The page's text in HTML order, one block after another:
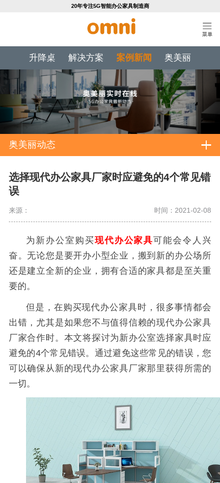
20年专注5G智能办公家具制造商
升降桌 解决方案 案例新闻 奥美丽
奥美丽动态
选择现代办公家具厂家时应避免的4个常见错
误
来源： 时间：2021-02-08
为新办公室购买现代办公家具可能会令人兴
奋。无论您是要开办小型企业，搬到新的办公场所
还是建立全新的企业，拥有合适的家具都是至关重
要的。
但是，在购买现代办公家具时，很多事情都会
出错，尤其是如果您不与值得信赖的现代办公家具
厂家合作时。本文将探讨为新办公室选择家具时应
避免的4个常见错误。通过避免这些常见的错误，您
可以确保从新的现代办公家具厂家那里获得所需的
一切。